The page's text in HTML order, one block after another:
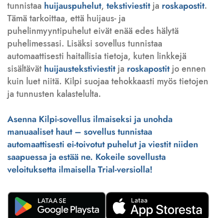
tunnistaa huijauspuhelut, tekstiviestitja roskapostit.
Tämä tarkoittaa, että huijaus- ja
puhelinmyyntipuhelut eivät enää edes hälytä
puhelimessasi. Lisäksi sovellus tunnistaa
automaattisesti haitallisia tietoja, kuten linkkejä
sisältävät huijaustekstiviestitja roskapostitjo ennen
kuin luet niitä. Kilpi suojaa tehokkaasti myös tietojen
ja tunnusten kalastelulta.
Asenna Kilpi-sovellus ilmaiseksi ja unohda
manuaaliset haut – sovellus tunnistaa
automaattisesti ei-toivotut puhelut ja viestit niiden
saapuessa ja estää ne. Kokeile sovellusta
veloituksetta ilmaisella Trial-versiolla!